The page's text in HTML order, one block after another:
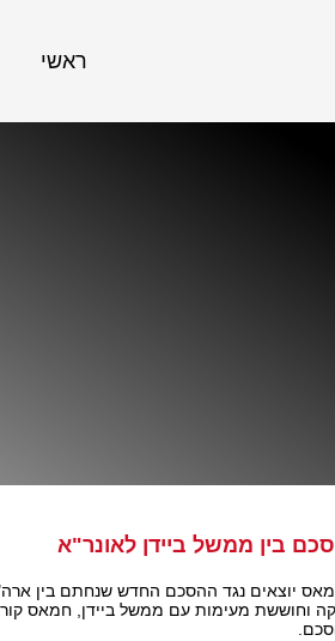
ראשי
בין ממשל ביידן לאונר"א
יוצאים נגד ההסכם החדש שנחתם בין
וחוששת מעימות עם ממשל ביידן, חמאס